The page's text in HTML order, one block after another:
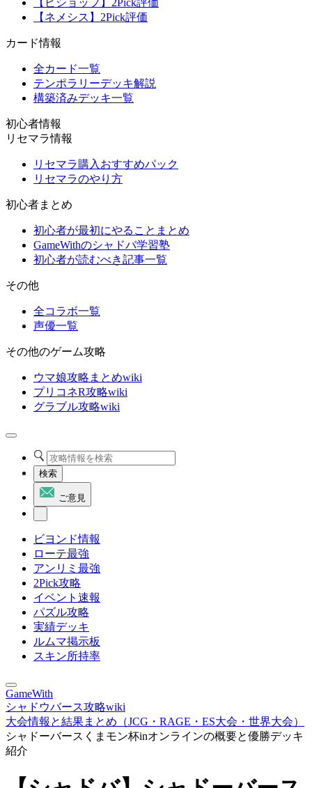
【ビショップ】2Pick評価
【ネメシス】2Pick評価
カード情報
全カード一覧
テンポラリーデッキ解説
構築済みデッキ一覧
初心者情報
リセマラ情報
リセマラ購入おすすめパック
リセマラのやり方
初心者まとめ
初心者が最初にやることまとめ
GameWithのシャドバ学習塾
初心者が読むべき記事一覧
その他
全コラボ一覧
声優一覧
その他のゲーム攻略
ウマ娘攻略まとめwiki
プリコネR攻略wiki
グラブル攻略wiki
検索
ご意見
ビヨンド情報
ローテ最強
アンリミ最強
2Pick攻略
イベント速報
パズル攻略
実績デッキ
ルムマ掲示板
スキン所持率
GameWith
シャドウバース攻略wiki
大会情報と結果まとめ（JCG・RAGE・ES大会・世界大会）
シャドーバースくまモン杯inオンラインの概要と優勝デッキ
紹介